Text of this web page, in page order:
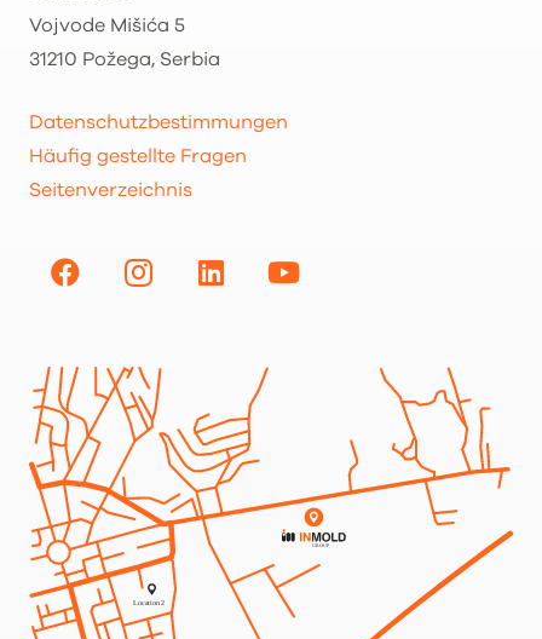
Vojvode Mišića 5
31210 Požega, Serbia
Datenschutzbestimmungen
Häufig gestellte Fragen
Seitenverzeichnis